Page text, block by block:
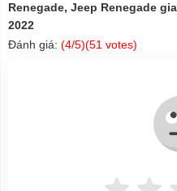
Renegade, Jeep Renegade
2022
Đánh giá: (4/5)(51 votes)